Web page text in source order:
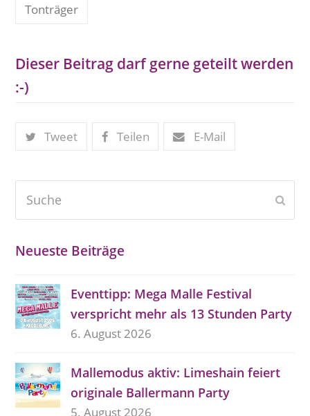
Tonträger
Dieser Beitrag darf gerne geteilt werden
:-)
Tweet Teilen E-Mail
Neueste Beiträge
Eventtipp: Mega Malle Festival
verspricht mehr als 13 Stunden Party
6. August 2026
Mallemodus aktiv: Limeshain feiert
originale Ballermann Party
5. August 2026